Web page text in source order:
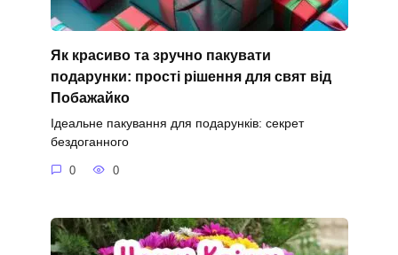
Як красиво та зручно пакувати
подарунки: прості рішення для свят від
Побажайко
Ідеальне пакування для подарунків: секрет
бездоганного
0 0